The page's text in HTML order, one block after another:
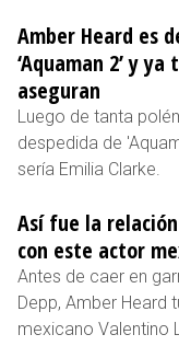
Amber Heard es
‘Aquaman 2’ y
aseguran
Luego de tanta
despedida de
sería Emilia Clarke.
Así fue la
con este actor
Antes de caer en
Depp, Amber
mexicano Valentino